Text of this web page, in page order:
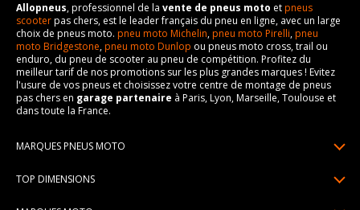
Allopneus, professionnel de la vente de pneus moto etpneus
scooterpas chers, est le leader français du pneu en ligne, avec un large
choix de pneus moto. pneu moto Michelin,pneu moto Pirelli,pneu
moto Bridgestone,pneu moto Dunlop ou pneus moto cross, trail ou
enduro, du pneu de scooter au pneu de compétition. Profitez du
meilleur tarif de nos promotions sur les plus grandes marques ! Evitez
l'usure de vos pneus et choisissez votre centre de montage de pneus
pas chers en garage partenaire à Paris, Lyon, Marseille, Toulouse et
dans toute la France.
MARQUES PNEUS MOTO
TOP DIMENSIONS